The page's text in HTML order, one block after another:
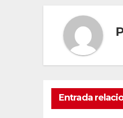
Entrada